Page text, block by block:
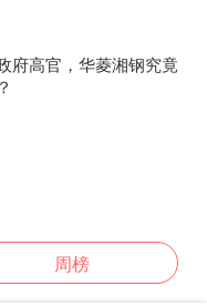
府高官，华菱湘钢究竟
周榜